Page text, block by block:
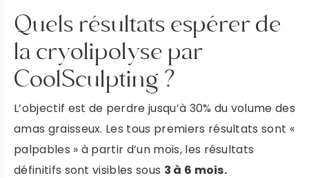
Quels résultats espérer de
la cryolipolyse par
CoolSculpting ?
L’objectif est de perdre jusqu’à 30% du volume des
amas graisseux. Les tous premiers résultats sont «
palpables » à partir d’un mois, les résultats
définitifs sont visibles sous 3 à 6 mois.